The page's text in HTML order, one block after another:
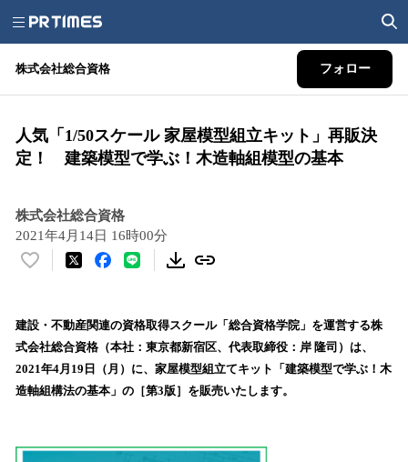
株式会社総合資格 フォロー
人気「1/50スケール 家屋模型組立キット」再販決
定！ 建築模型で学ぶ！木造軸組模型の基本
株式会社総合資格
2021年4月14日 16時00分
い
！
数
を
読
建設・不動産関連の資格取得スクール「総合資格学院」を運営する株
式会社総合資格（本社：東京都新宿区、代表取締役：岸 隆司）は、
2021年4月19日（月）に、家屋模型組立てキット「建築模型で学ぶ！木
造軸組構法の基本」の［第3版］を販売いたします。